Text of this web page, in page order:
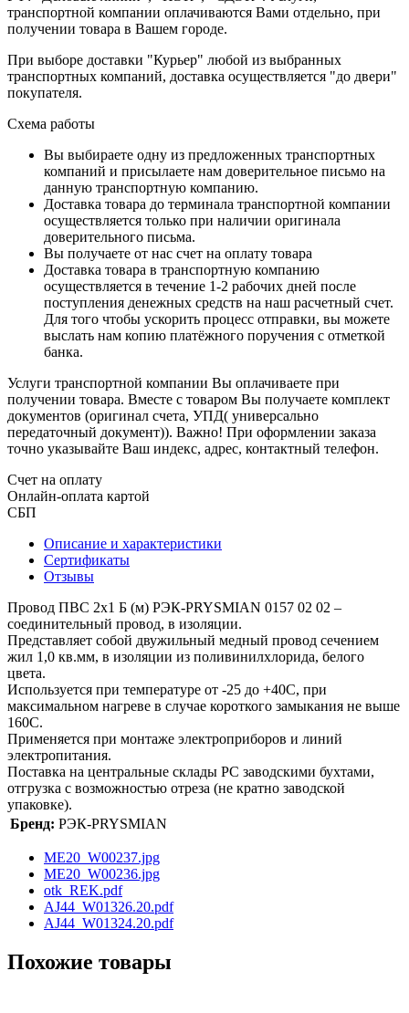
транспортной компании оплачиваются Вами отдельно, при
получении товара в Вашем городе.
При выборе доставки "Курьер" любой из выбранных
транспортных компаний, доставка осуществляется "до двери"
покупателя.
Схема работы
Вы выбираете одну из предложенных транспортных
компаний и присылаете нам доверительное письмо на
данную транспортную компанию.
Доставка товара до терминала транспортной компании
осуществляется только при наличии оригинала
доверительного письма.
Вы получаете от нас счет на оплату товара
Доставка товара в транспортную компанию
осуществляется в течение 1-2 рабочих дней после
поступления денежных средств на наш расчетный счет.
Для того чтобы ускорить процесс отправки, вы можете
выслать нам копию платёжного поручения с отметкой
банка.
Услуги транспортной компании Вы оплачиваете при
получении товара. Вместе с товаром Вы получаете комплект
документов (оригинал счета, УПД( универсально
передаточный документ)). Важно! При оформлении заказа
точно указывайте Ваш индекс, адрес, контактный телефон.
Счет на оплату
Онлайн-оплата картой
СБП
Описание и характеристики
Сертификаты
Отзывы
Провод ПВС 2х1 Б (м) РЭК-PRYSMIAN 0157 02 02 –
соединительный провод, в изоляции.
Представляет собой двужильный медный провод сечением
жил 1,0 кв.мм, в изоляции из поливинилхлорида, белого
цвета.
Используется при температуре от -25 до +40С, при
максимальном нагреве в случае короткого замыкания не выше
160С.
Применяется при монтаже электроприборов и линий
электропитания.
Поставка на центральные склады РС заводскими бухтами,
отгрузка с возможностью отреза (не кратно заводской
упаковке).
Бренд: РЭК-PRYSMIAN
ME20_W00237.jpg
ME20_W00236.jpg
otk_REK.pdf
AJ44_W01326.20.pdf
AJ44_W01324.20.pdf
Похожие товары